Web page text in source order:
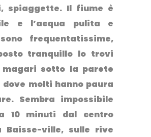
spiaggette. Il fiume è
e l’acqua pulita e
frequentatissime,
tranquillo lo trovi
magari sotto la parete
dove molti hanno paura
Sembra impossibile
10 minuti dal centro
Baisse-ville, sulle rive